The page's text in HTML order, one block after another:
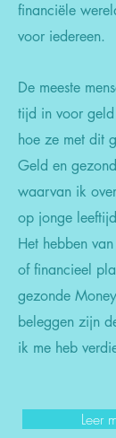
financiële
voor iedereen.
De meeste
tijd in voor
hoe ze met dit
Geld en
waarvan ik
op jonge
Het hebben
of financieel
gezonde
beleggen zijn
ik me heb
Leer